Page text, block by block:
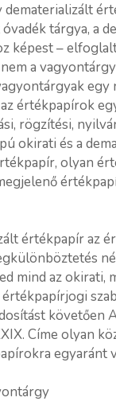
tárgya, a
képest –
a
értékpapírok
rögzítési,
okirati és a
olyan
értékpapír az
mind az okirati,
követően
Címe olyan
egyaránt